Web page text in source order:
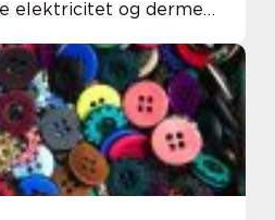
elektricitet og dermed